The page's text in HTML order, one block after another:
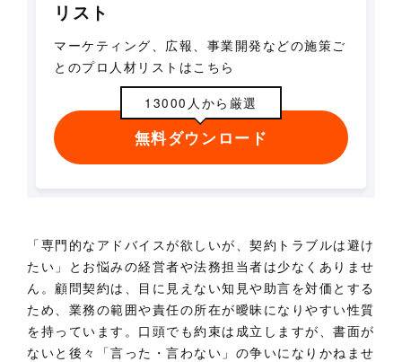
リスト
マーケティング、広報、事業開発などの施策ご
とのプロ人材リストはこちら
13000人から厳選
無料ダウンロード
「専門的なアドバイスが欲しいが、契約トラブルは避け
たい」とお悩みの経営者や法務担当者は少なくありませ
ん。顧問契約は、目に見えない知見や助言を対価とする
ため、業務の範囲や責任の所在が曖昧になりやすい性質
を持っています。口頭でも約束は成立しますが、書面が
ないと後々「言った・言わない」の争いになりかねませ